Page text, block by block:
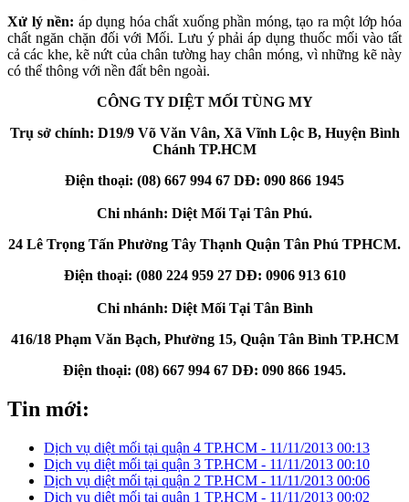
Xử lý nền: áp dụng hóa chất xuống phần móng, tạo ra một lớp hóa
chất ngăn chặn đối với Mối. Lưu ý phải áp dụng thuốc mối vào tất
cả các khe, kẽ nứt của chân tường hay chân móng, vì những kẽ này
có thể thông với nền đất bên ngoài.
CÔNG TY DIỆT MỐI TÙNG MY
Trụ sở chính: D19/9 Võ Văn Vân, Xã Vĩnh Lộc B, Huyện Bình
Chánh TP.HCM
Điện thoại: (08) 667 994 67 DĐ: 090 866 1945
Chi nhánh: Diệt Mối Tại Tân Phú.
24 Lê Trọng Tấn Phường Tây Thạnh Quận Tân Phú TPHCM.
Điện thoại: (080 224 959 27 DĐ: 0906 913 610
Chi nhánh: Diệt Mối Tại Tân Bình
416/18 Phạm Văn Bạch, Phường 15, Quận Tân Bình TP.HCM
Điện thoại: (08) 667 994 67 DĐ: 090 866 1945.
Tin mới:
Dịch vụ diệt mối tại quận 4 TP.HCM - 11/11/2013 00:13
Dịch vụ diệt mối tại quận 3 TP.HCM - 11/11/2013 00:10
Dịch vụ diệt mối tại quận 2 TP.HCM - 11/11/2013 00:06
Dịch vụ diệt mối tại quận 1 TP.HCM - 11/11/2013 00:02